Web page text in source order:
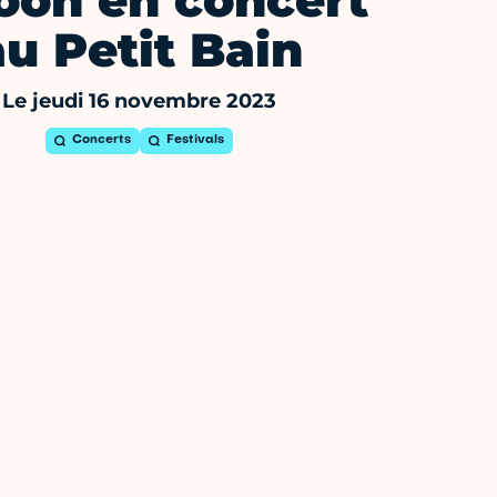
Petit Bain
Le jeudi 16 novembre 2023
Concerts Festivals